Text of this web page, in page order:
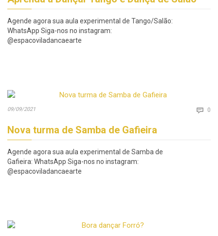
Agende agora sua aula experimental de Tango/Salão:
WhatsApp Siga-nos no instagram:
@espacoviladancaearte
09/09/2021  0
Nova turma de Samba de Gafieira
Agende agora sua aula experimental de Samba de
Gafieira: WhatsApp Siga-nos no instagram:
@espacoviladancaearte